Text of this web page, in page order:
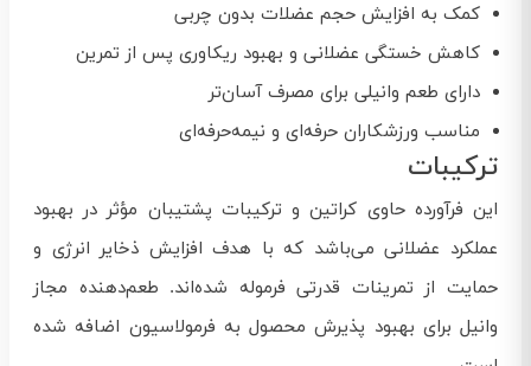
کمک به افزایش حجم عضلات بدون چربی
کاهش خستگی عضلانی و بهبود ریکاوری پس از تمرین
دارای طعم وانیلی برای مصرف آسان‌تر
مناسب ورزشکاران حرفه‌ای و نیمه‌حرفه‌ای
ترکیبات
این فرآورده حاوی کراتین و ترکیبات پشتیبان مؤثر در بهبود
عملکرد عضلانی می‌باشد که با هدف افزایش ذخایر انرژی و
حمایت از تمرینات قدرتی فرموله شده‌اند. طعم‌دهنده مجاز
وانیل برای بهبود پذیرش محصول به فرمولاسیون اضافه شده